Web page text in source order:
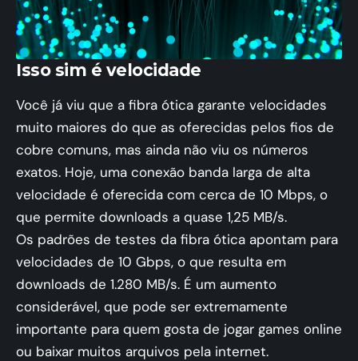
Isso sim é velocidade
Você já viu que a fibra ótica garante velocidades
muito maiores do que as oferecidas pelos fios de
cobre comuns, mas ainda não viu os números
exatos. Hoje, uma conexão banda larga de alta
velocidade é oferecida com cerca de 10 Mbps, o
que permite downloads a quase 1,25 MB/s.
Os padrões de testes da fibra ótica apontam para
velocidades de 10 Gbps, o que resulta em
downloads de 1.280 MB/s. É um aumento
considerável, que pode ser extremamente
importante para quem gosta de jogar games online
ou baixar muitos arquivos pela internet.